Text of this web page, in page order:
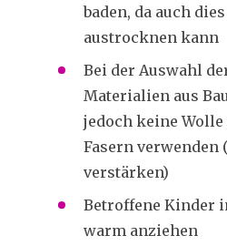
baden, da auch
austrocknen kann
Bei der Auswahl
Materialien aus
jedoch keine
Fasern verwenden
verstärken)
Betroffene Kinder
warm anziehen